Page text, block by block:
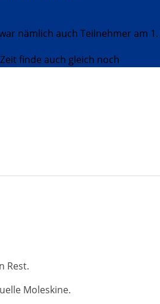
nämlich auch Teilnehmer am
finde auch gleich noch
Rest.
Moleskine.